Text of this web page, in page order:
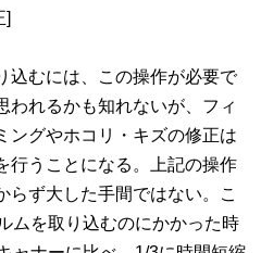
]
込むには、この操作が必要で
われるかも知れないが、フィ
ングやホコリ・キズの修正は
行うことになる。上記の操作
らず大した手間ではない。こ
ムを取り込むのにかかった時